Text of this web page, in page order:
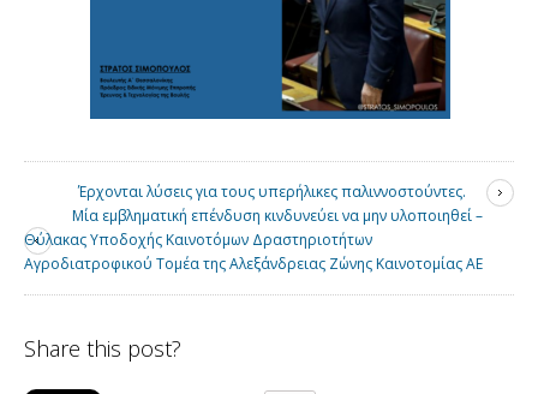
Έρχονται λύσεις για τους υπερήλικες παλιννοστούντες.
Μία εμβληματική επένδυση κινδυνεύει να μην υλοποιηθεί –
Θύλακας Υποδοχής Καινοτόμων Δραστηριοτήτων
Αγροδιατροφικού Τομέα της Αλεξάνδρειας Ζώνης Καινοτομίας ΑΕ
Share this post?